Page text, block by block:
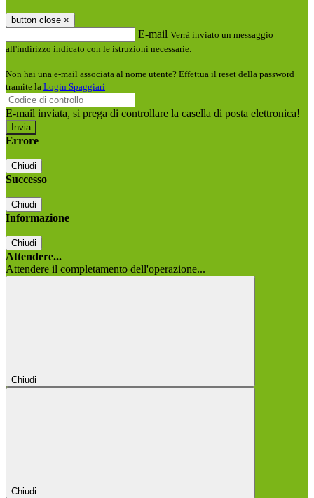
button close ×
E-mail Verrà inviato un messaggio
all'indirizzo indicato con le istruzioni necessarie.
Non hai una e-mail associata al nome utente? Effettua il reset della password
tramite la Login Spaggiari
E-mail inviata, si prega di controllare la casella di posta elettronica!
Errore
Chiudi
Successo
Chiudi
Informazione
Chiudi
Attendere...
Attendere il completamento dell'operazione...
Chiudi
Chiudi